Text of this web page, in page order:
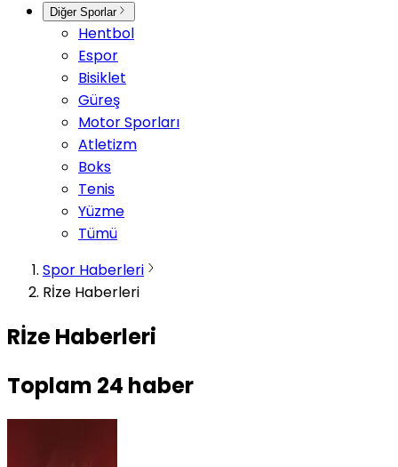
Diğer Sporlar
Hentbol
Espor
Bisiklet
Güreş
Motor Sporları
Atletizm
Boks
Tenis
Yüzme
Tümü
Spor Haberleri
Rİze Haberleri
Rİze Haberleri
Toplam 24 haber